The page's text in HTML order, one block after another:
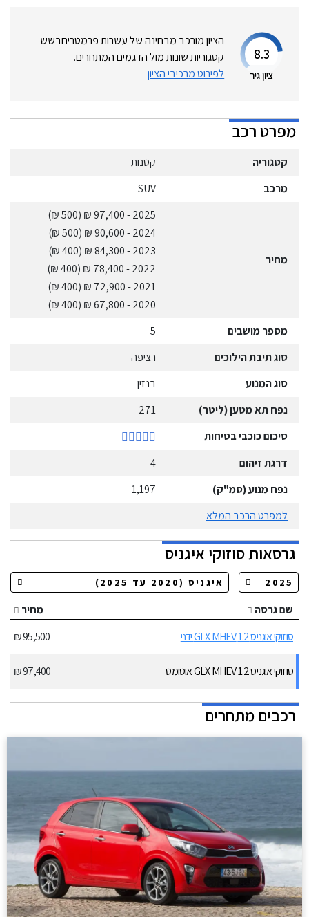
8.3
ציון גיר
הציון מורכב מבחינה של עשרות פרמטריםבשש
קטגוריות שונות מול הדגמים המתחרים.
לפירוט מרכיבי הציון
מפרט רכב
קטגוריה
קטנות
מרכב
SUV
מחיר
2025
- 97,400 ₪
(500 ₪)
2024
- 90,600 ₪
(500 ₪)
2023
- 84,300 ₪
(400 ₪)
2022
- 78,400 ₪
(400 ₪)
2021
- 72,900 ₪
(400 ₪)
2020
- 67,800 ₪
(400 ₪)
מספר מושבים
5
סוג תיבת הילוכים
רציפה
סוג המנוע
בנזין
נפח תא מטען (ליטר)
271
סיכום כוכבי בטיחות
דרגת זיהום
4
נפח מנוע (סמ"ק)
1,197
למפרט הרכב המלא
גרסאותסוזוקי איגניס
שם גרסה
מחיר
סוזוקי איגניס 1.2 GLX MHEV ידני
95,500 ₪
סוזוקי איגניס 1.2 GLX MHEV אוטומט 97,400 ₪
רכבים מתחרים